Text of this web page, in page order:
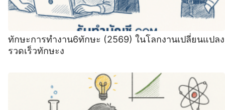
ทักษะการทํางาน6ทักษะ (2569) ในโลกงานเปลี่ยนแปลง
รวดเร็วทักษะง